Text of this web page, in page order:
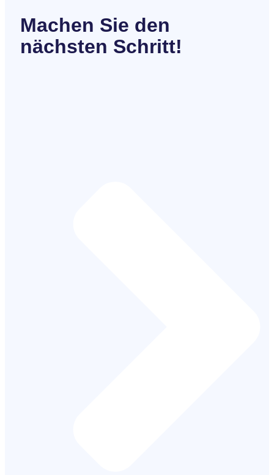
Machen Sie den
nächsten Schritt!